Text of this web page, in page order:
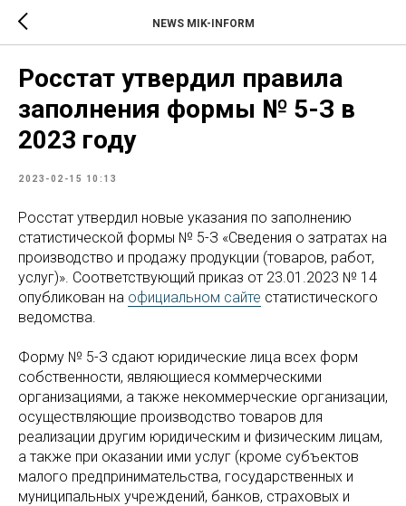
NEWS MIK-INFORM
Росстат утвердил правила
заполнения формы № 5-З в
2023 году
2023-02-15 10:13
Росстат утвердил новые указания по заполнению
статистической формы № 5-З «Сведения о затратах на
производство и продажу продукции (товаров, работ,
услуг)». Соответствующий приказ от 23.01.2023 № 14
опубликован на официальном сайте статистического
ведомства.
Форму № 5-З сдают юридические лица всех форм
собственности, являющиеся коммерческими
организациями, а также некоммерческие организации,
осуществляющие производство товаров для
реализации другим юридическим и физическим лицам,
а также при оказании ими услуг (кроме субъектов
малого предпринимательства, государственных и
муниципальных учреждений, банков, страховых и